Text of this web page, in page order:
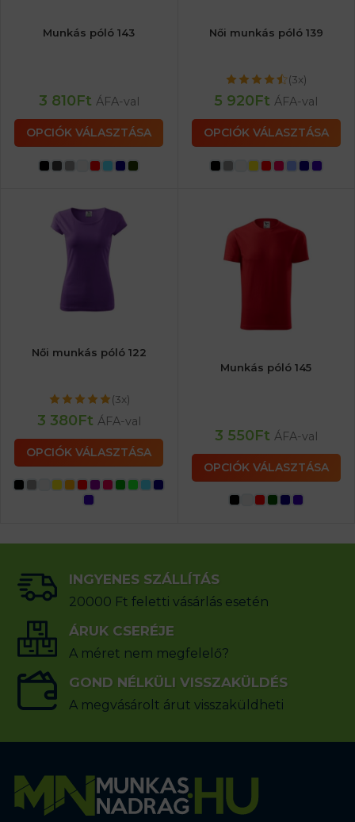
Munkás póló 143
3 810Ft ÁFA-val
OPCIÓK VÁLASZTÁSA
Női munkás póló 139
(3x)
5 920Ft ÁFA-val
OPCIÓK VÁLASZTÁSA
Női munkás póló 122
(3x)
3 380Ft ÁFA-val
OPCIÓK VÁLASZTÁSA
Munkás póló 145
3 550Ft ÁFA-val
OPCIÓK VÁLASZTÁSA
INGYENES SZÁLLÍTÁS
20000 Ft feletti vásárlás esetén
ÁRUK CSERÉJE
A méret nem megfelelő?
GOND NÉLKÜLI VISSZAKÜLDÉS
A megvásárolt árut visszaküldheti